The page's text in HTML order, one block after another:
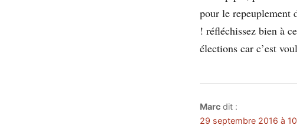
pour le repeuplement
! réfléchissez bien à
élections car c’est
Marc dit :
29 septembre 2016 à